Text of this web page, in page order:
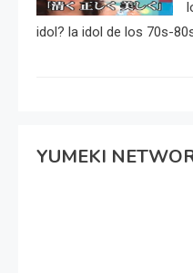
idol? la idol de los 70s-
YUMEKI